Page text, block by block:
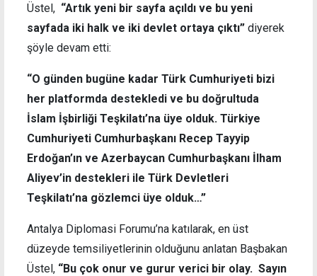
Üstel, “Artık yeni bir sayfa açıldı ve bu yeni
sayfada iki halk ve iki devlet ortaya çıktı” diyerek
şöyle devam etti:
“O günden bugüne kadar Türk Cumhuriyeti bizi
her platformda destekledi ve bu doğrultuda
İslam İşbirliği Teşkilatı’na üye olduk. Türkiye
Cumhuriyeti Cumhurbaşkanı Recep Tayyip
Erdoğan’ın ve Azerbaycan Cumhurbaşkanı İlham
Aliyev’in destekleri ile Türk Devletleri
Teşkilatı’na gözlemci üye olduk…”
Antalya Diplomasi Forumu’na katılarak, en üst
düzeyde temsiliyetlerinin olduğunu anlatan Başbakan
Üstel, “Bu çok onur ve gurur verici bir olay. Sayın